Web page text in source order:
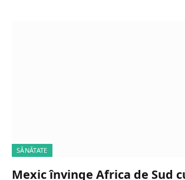
SĂNĂTATE
Mexic învinge Africa de Sud